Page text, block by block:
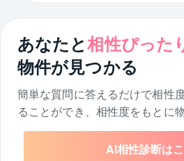
あなたと相性ぴった
物件が見つかる
簡単な質問に答えるだけで相性
ることができ、相性度をもとに
AI相性診断は